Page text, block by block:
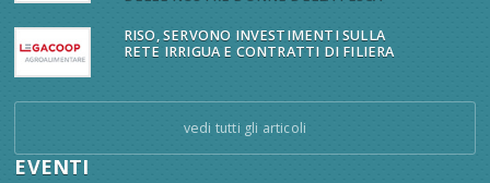
RISO, SERVONO INVESTIMENTI SULLA
RETE IRRIGUA E CONTRATTI DI FILIERA
vedi tutti gli articoli
EVENTI